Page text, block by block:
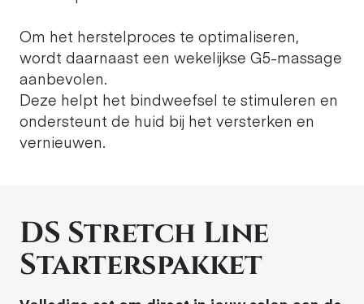
Om het herstelproces te optimaliseren,
wordt daarnaast een wekelijkse G5-massage
aanbevolen.
Deze helpt het bindweefsel te stimuleren en
ondersteunt de huid bij het versterken en
vernieuwen.
DS Stretch Line
Starterspakket